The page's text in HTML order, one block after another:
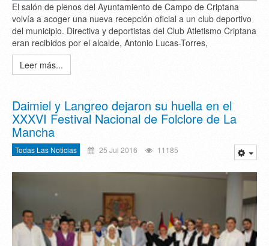
El salón de plenos del Ayuntamiento de Campo de Criptana
volvía a acoger una nueva recepción oficial a un club deportivo
del municipio. Directiva y deportistas del Club Atletismo Criptana
eran recibidos por el alcalde, Antonio Lucas-Torres,
Leer más...
Daimiel y Langreo dejaron su huella en el
XXXVI Festival Nacional de Folclore de La
Mancha
Todas Las Noticias 25 Jul 2016 11185